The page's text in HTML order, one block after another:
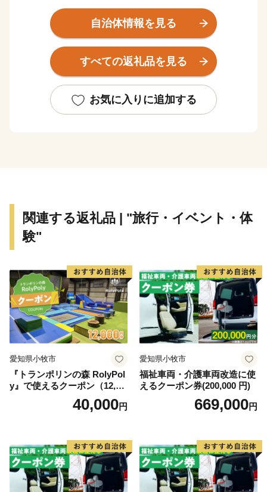
私たちのまち“天理市”は、緑あふれる“大和青垣”に抱か
れ、卑弥呼の里を思わせる黒塚古墳から出土した多数の
三角縁神獣鏡等、数多くの文化財をはじめ、日本最古の
道といわれる“山の辺の道”が現存するなど、歴史と自然
●お問い合わせ先
自治体情報を見る
すべての返礼品を見る
お気に入りに追加する
関連する返礼品 | "旅行・イベント・体
験"
愛知県小牧市
『トランポリンの森 RolyPol
y』で使えるクーポン（12,00
40,000円
愛知県小牧市
福祉車両・介護車両改造に使
えるクーポン券(200,000 円)
669,000円